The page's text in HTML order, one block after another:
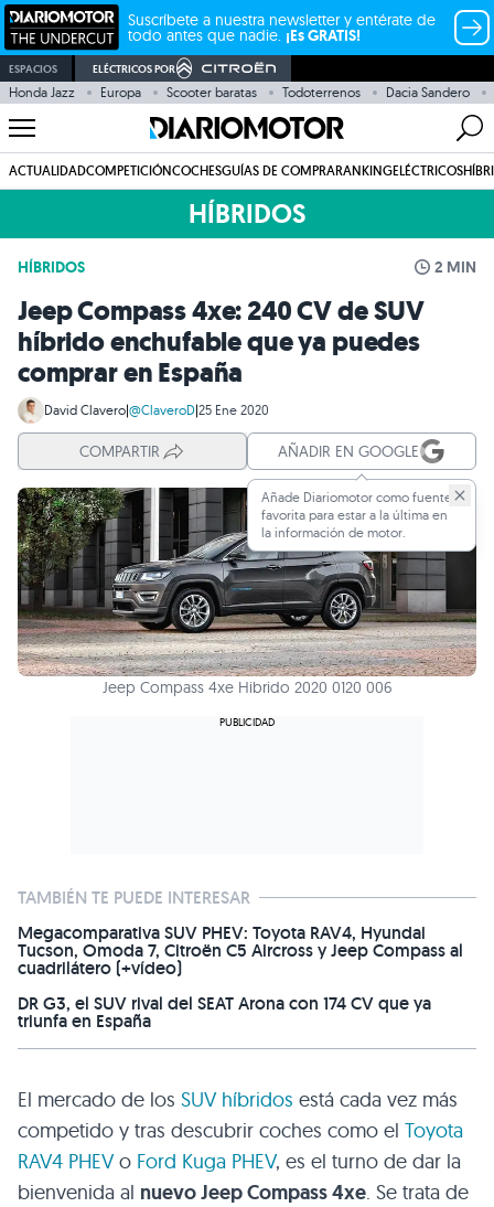
Suscríbete a nuestra newsletter y entérate de
todo antes que nadie. ¡Es GRATIS!
ESPACIOS ELÉCTRICOS POR
Honda Jazz Europa Scooter baratas Todoterrenos Dacia Sandero
ACTUALIDADCOMPETICIÓNCOCHESGUÍAS DE COMPRARANKINGELÉCTRICOS
HÍBRIDOS
HÍBRIDOS 2 MIN
Jeep Compass 4xe: 240 CV de SUV
híbrido enchufable que ya puedes
comprar en España
David Clavero|@ClaveroD|25 Ene 2020
COMPARTIR AÑADIR EN GOOGLE
Añade Diariomotor como fuente
favorita para estar a la última en
la información de motor.
Jeep Compass 4xe Hibrido 2020 0120 006
TAMBIÉN TE PUEDE INTERESAR
Megacomparativa SUV PHEV: Toyota RAV4, Hyundai
Tucson, Omoda 7, Citroën C5 Aircross y Jeep Compass al
cuadrilátero (+vídeo)
DR G3, el SUV rival del SEAT Arona con 174 CV que ya
triunfa en España
El mercado de los SUV híbridos está cada vez más
competido y tras descubrir coches como el Toyota
RAV4 PHEVo Ford Kuga PHEV, es el turno de dar la
bienvenida al nuevo Jeep Compass 4xe. Se trata de